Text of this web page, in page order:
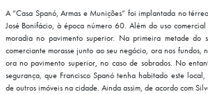
A “Casa Spanó, Armas e Munições” foi implantada no
José Bonifácio, à época número 60. Além do uso
moradia no pavimento superior. Na primeira metade do
comerciante morasse junto ao seu negócio, ora nos fundos,
ora no pavimento superior, no caso de sobrados. No
segurança, que Francisco Spanó tenha habitado este
de outros imóveis na cidade. Ainda assim, de acordo com